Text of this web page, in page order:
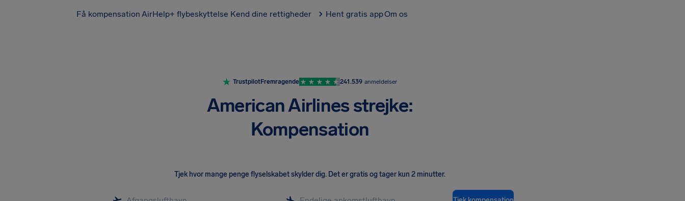
Få kompensation AirHelp+ flybeskyttelse Kend dine rettigheder Hent gratis appOm os
TrustpilotFremragende 241.539 anmeldelser
American Airlines strejke:
Kompensation
Tjek hvor mange penge flyselskabet skylder dig. Det er gratis og tager kun 2 minutter.